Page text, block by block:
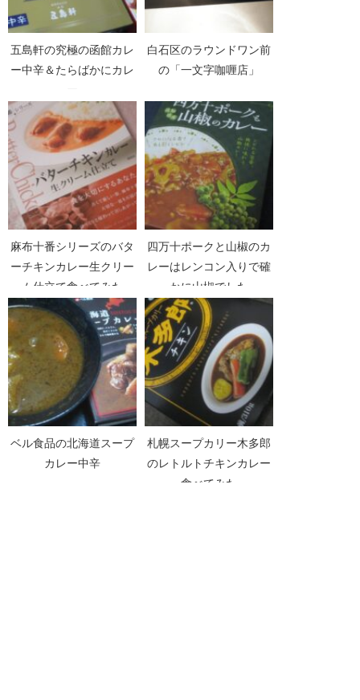
五島軒の究極の函館カレ
ー中辛＆たらばかにカレ
白石区のラウンドワン前
の「一文字咖喱店」
麻布十番シリーズのバタ
ーチキンカレー生クリー
ム仕立て食べてみた
四万十ポークと山椒のカ
レーはレンコン入りで確
かに山椒でした
ベル食品の北海道スープ
カレー中辛
札幌スープカリー木多郎
のレトルトチキンカレー
食べてみた